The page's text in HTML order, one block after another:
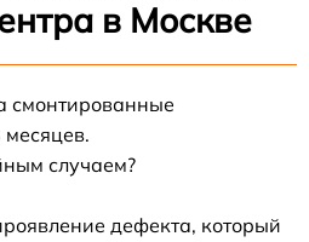
в Москве
смонтированные
случаем?
дефекта, который